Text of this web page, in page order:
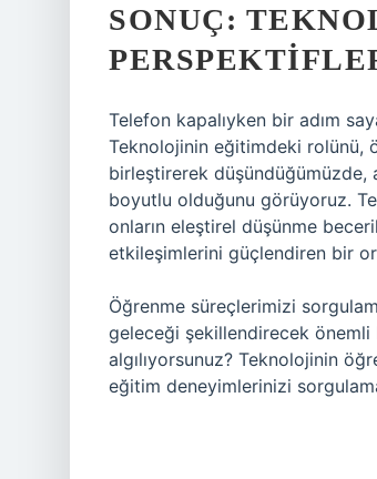
SONUÇ:
Telefon kapalıyken bir adım
Teknolojinin eğitimdeki rolünü,
birleştirerek
boyutlu olduğunu görüyoruz.
onların eleştirel düşünme
etkileşimlerini güçlendiren bir
Öğrenme süreçlerimizi
geleceği şekillendirecek önemli
algılıyorsunuz? Teknolojinin
eğitim deneyimlerinizi